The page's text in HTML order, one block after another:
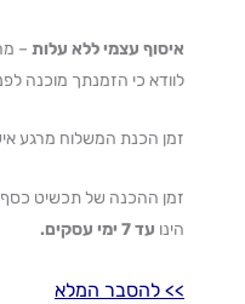
איסוף עצמי ללא עלות
לוודא כי הזמנתך מוכנה
זמן הכנת המשלוח מרגע
זמן ההכנה של תכשיט
הינו עד 7 ימי עסקים.
>> להסבר המלא